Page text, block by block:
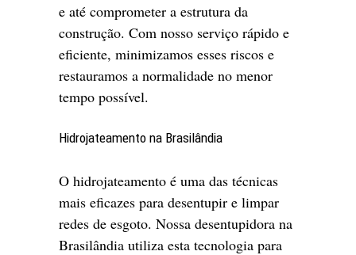
e até comprometer a estrutura da
construção. Com nosso serviço rápido e
eficiente, minimizamos esses riscos e
restauramos a normalidade no menor
tempo possível.
Hidrojateamento na Brasilândia
O hidrojateamento é uma das técnicas
mais eficazes para desentupir e limpar
redes de esgoto. Nossa desentupidora na
Brasilândia utiliza esta tecnologia para